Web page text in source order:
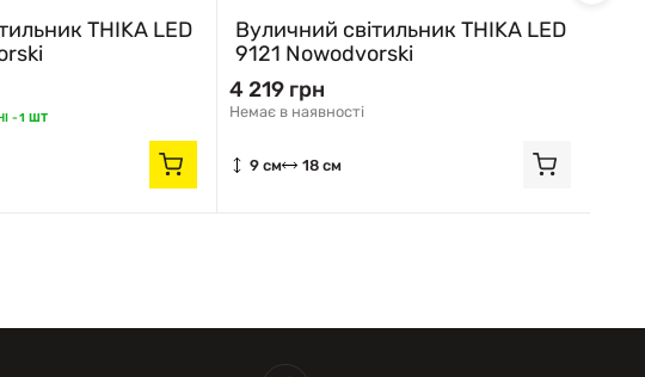
THIKA LED
-1 ШТ
Вуличний світильник THIKA LED
9121 Nowodvorski
4 219 грн
Немає в наявності
9 см 18 см